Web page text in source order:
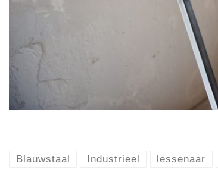
Blauwstaal Industrieel lessenaar